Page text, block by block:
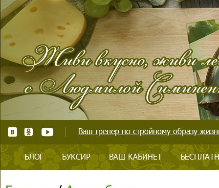
Ваш тренер по стройному образу
БЛОГ БУКСИР ВАШ КАБИНЕТ